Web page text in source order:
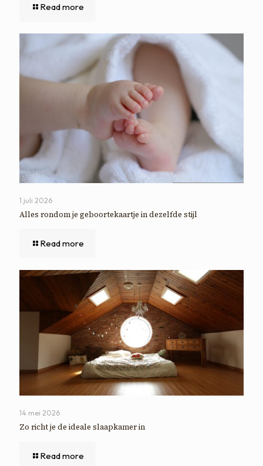
Read more
1 juli 2026
Alles rondom je geboortekaartje in dezelfde stijl
Read more
14 mei 2026
Zo richt je de ideale slaapkamer in
Read more